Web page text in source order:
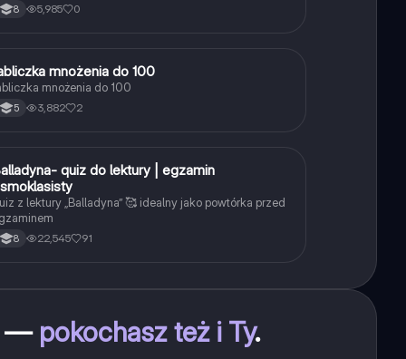
8 5,985 0
Matematykamnożenia do 100
mnożenia do 100
5 3,882 2
Język polskiquiz do lektury | egzamin
z lektury „Balladyna” 🥰 idealny jako powtórka przed
8 22,545 91
— pokochasz też i Ty.